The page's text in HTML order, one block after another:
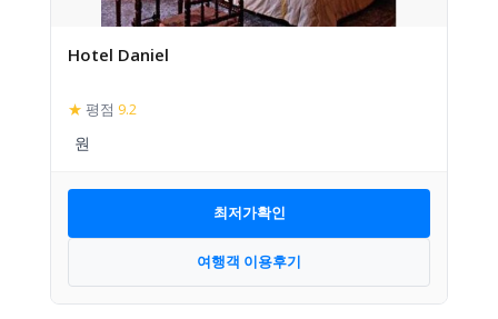
Hotel Daniel
★ 평점 9.2
최저가확인
여행객 이용후기